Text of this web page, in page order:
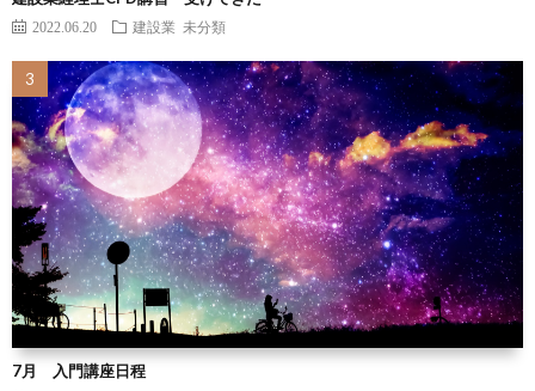
2022.06.20 建設業 未分類
7月 入門講座日程